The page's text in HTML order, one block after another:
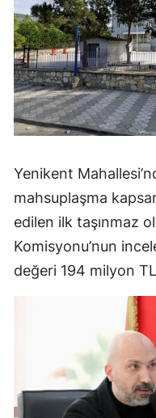
Yenikent
mahsuplaşma
edilen ilk taşınmaz
Komisyonu’nun
değeri 194 milyon